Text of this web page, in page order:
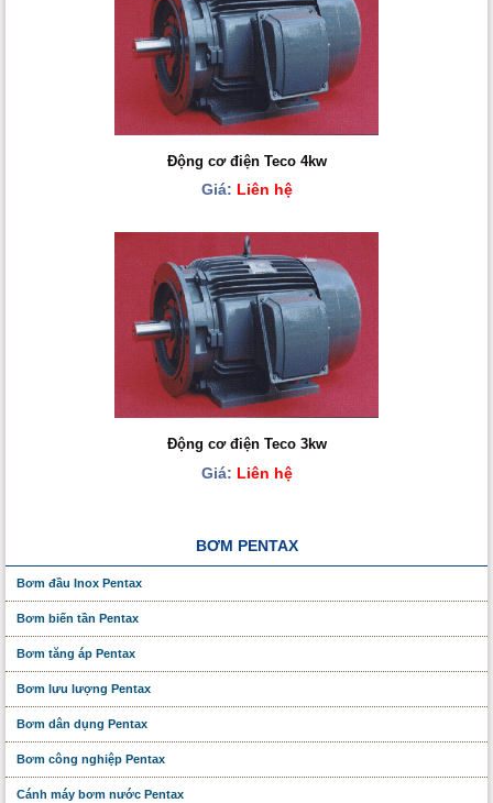
Động cơ điện Teco 4kw
Giá: Liên hệ
Động cơ điện Teco 3kw
Giá: Liên hệ
BƠM PENTAX
Bơm đầu Inox Pentax
Bơm biến tần Pentax
Bơm tăng áp Pentax
Bơm lưu lượng Pentax
Bơm dân dụng Pentax
Bơm công nghiệp Pentax
Cánh máy bơm nước Pentax